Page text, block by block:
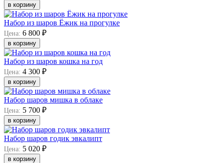
в корзину
Набор из шаров Ёжик на прогулке
Цена: 6 800 ₽
в корзину
Набор из шаров кошка на год
Цена: 4 300 ₽
в корзину
Набор шаров мишка в облаке
Цена: 5 700 ₽
в корзину
Набор шаров годик эвкалипт
Цена: 5 020 ₽
в корзину